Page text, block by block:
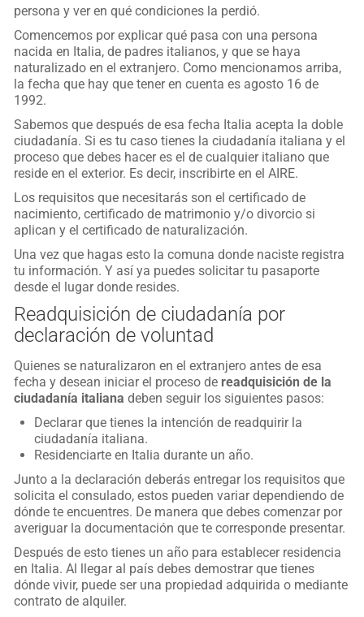
persona y ver en qué condiciones la perdió.
Comencemos por explicar qué pasa con una persona
nacida en Italia, de padres italianos, y que se haya
naturalizado en el extranjero. Como mencionamos arriba,
la fecha que hay que tener en cuenta es agosto 16 de
1992.
Sabemos que después de esa fecha Italia acepta la doble
ciudadanía. Si es tu caso tienes la ciudadanía italiana y el
proceso que debes hacer es el de cualquier italiano que
reside en el exterior. Es decir, inscribirte en el AIRE.
Los requisitos que necesitarás son el certificado de
nacimiento, certificado de matrimonio y/o divorcio si
aplican y el certificado de naturalización.
Una vez que hagas esto la comuna donde naciste registra
tu información. Y así ya puedes solicitar tu pasaporte
desde el lugar donde resides.
Readquisición de ciudadanía por
declaración de voluntad
Quienes se naturalizaron en el extranjero antes de esa
fecha y desean iniciar el proceso de readquisición de la
ciudadanía italiana deben seguir los siguientes pasos:
Declarar que tienes la intención de readquirir la
ciudadanía italiana.
Residenciarte en Italia durante un año.
Junto a la declaración deberás entregar los requisitos que
solicita el consulado, estos pueden variar dependiendo de
dónde te encuentres. De manera que debes comenzar por
averiguar la documentación que te corresponde presentar.
Después de esto tienes un año para establecer residencia
en Italia. Al llegar al país debes demostrar que tienes
dónde vivir, puede ser una propiedad adquirida o mediante
contrato de alquiler.